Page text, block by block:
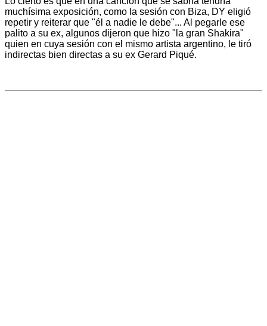
muchísima exposición, como la sesión con Biza, DY eligió
repetir y reiterar que "él a nadie le debe"... Al pegarle ese
palito a su ex, algunos dijeron que hizo "la gran Shakira"
quien en cuya sesión con el mismo artista argentino, le tiró
indirectas bien directas a su ex Gerard Piqué.